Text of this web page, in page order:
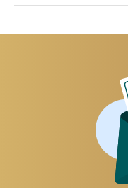
VITO, Ford Transit
Wunsch muss
werden, die
Fragen und